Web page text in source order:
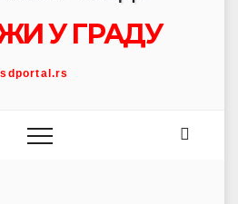
У ГРАДУ
sdportal.rs